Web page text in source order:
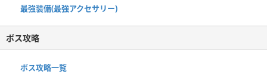
最強装備(最強アクセサリー)
ボス攻略
ボス攻略一覧